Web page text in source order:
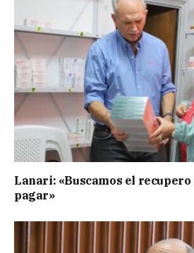
Lanari: «Buscamos el recupero
pagar»